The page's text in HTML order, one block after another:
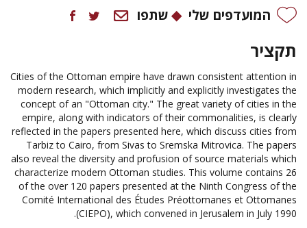
המועדפים שלי שתפו
תקציר
Cities of the Ottoman empire have drawn consistent attention in
modern research, which implicitly and explicitly investigates the
concept of an "Ottoman city." The great variety of cities in the
empire, along with indicators of their commonalities, is clearly
reflected in the papers presented here, which discuss cities from
Tarbiz to Cairo, from Sivas to Sremska Mitrovica. The papers
also reveal the diversity and profusion of source materials which
characterize modern Ottoman studies. This volume contains 26
of the over 120 papers presented at the Ninth Congress of the
Comité International des Études Préottomanes et Ottomanes
(CIEPO), which convened in Jerusalem in July 1990.